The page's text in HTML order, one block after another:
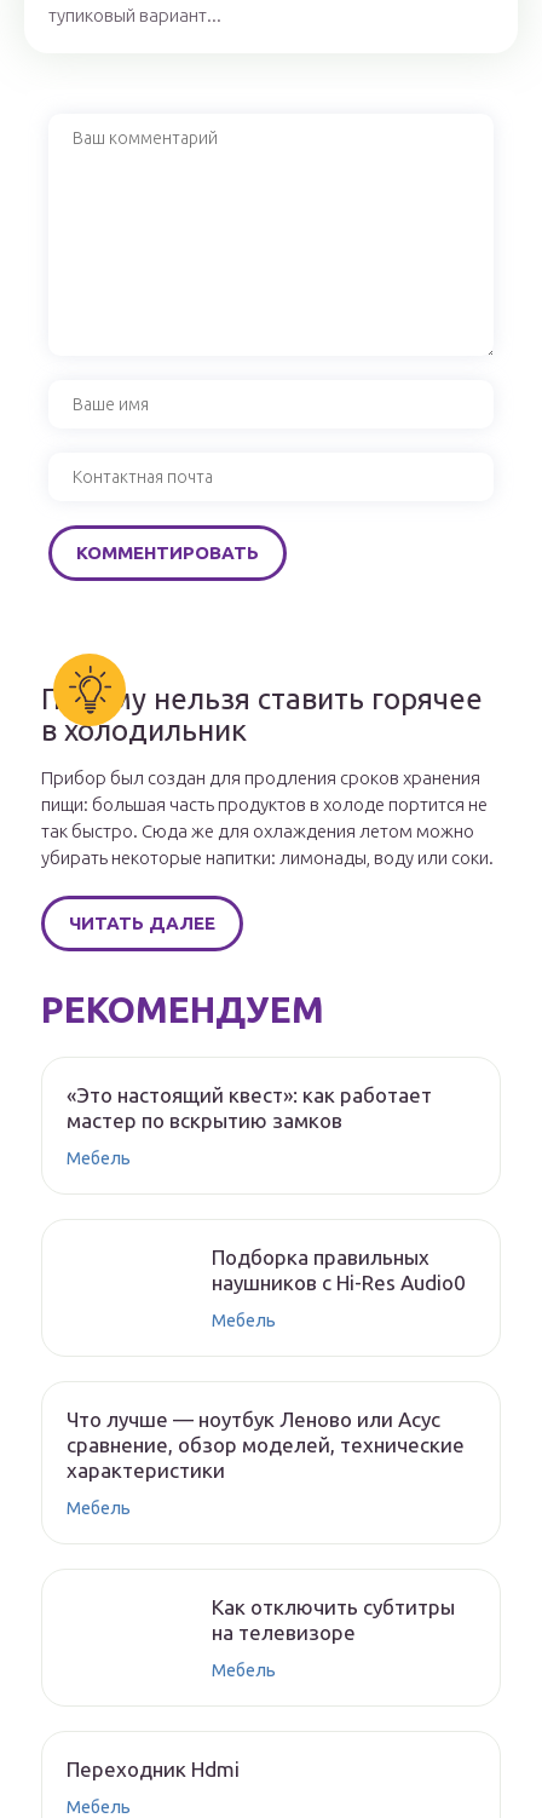
тупиковый вариант...
Почему нельзя ставить горячее
в холодильник
Прибор был создан для продления сроков хранения
пищи: большая часть продуктов в холоде портится не
так быстро. Сюда же для охлаждения летом можно
убирать некоторые напитки: лимонады, воду или соки.
ЧИТАТЬ ДАЛЕЕ
РЕКОМЕНДУЕМ
«Это настоящий квест»: как работает
мастер по вскрытию замков
Мебель
Подборка правильных
наушников с Hi-Res Audio0
Мебель
Что лучше — ноутбук Леново или Асус
сравнение, обзор моделей, технические
характеристики
Мебель
Как отключить субтитры
на телевизоре
Мебель
Переходник Hdmi
Мебель